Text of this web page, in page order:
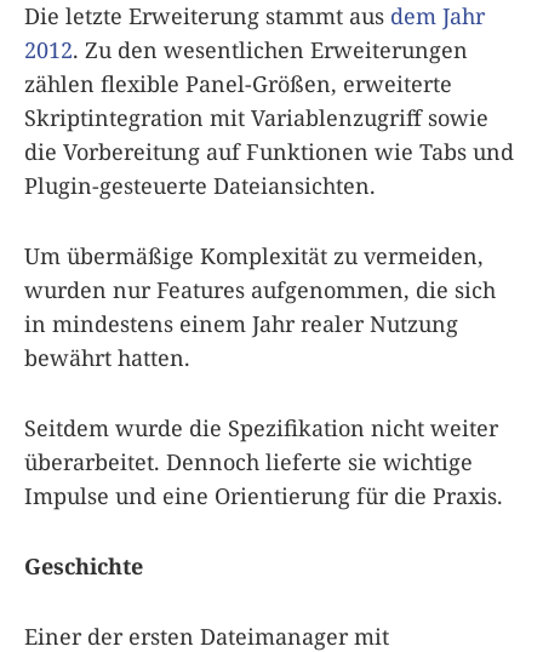
Die letzte Erweiterung stammt aus dem Jahr
2012. Zu den wesentlichen Erweiterungen
zählen flexible Panel-Größen, erweiterte
Skriptintegration mit Variablenzugriff sowie
die Vorbereitung auf Funktionen wie Tabs und
Plugin-gesteuerte Dateiansichten.
Um übermäßige Komplexität zu vermeiden,
wurden nur Features aufgenommen, die sich
in mindestens einem Jahr realer Nutzung
bewährt hatten.
Seitdem wurde die Spezifikation nicht weiter
überarbeitet. Dennoch lieferte sie wichtige
Impulse und eine Orientierung für die Praxis.
Geschichte
Einer der ersten Dateimanager mit